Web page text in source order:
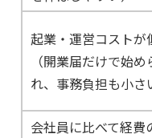
起業・運営コストが
（開業届だけで始め
れ、事務負担も小さ
会社員に比べて経費